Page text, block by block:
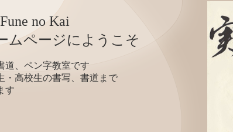
Fune no Kai
ムページにようこそ
道、ペン字教室です
・高校生の書写、書道まで
す